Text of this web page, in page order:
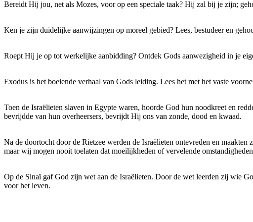
Bereidt Hij jou, net als Mozes, voor op een speciale taak? Hij zal bij je zijn;
Ken je zijn duidelijke aanwijzingen op moreel gebied? Lees, bestudeer en
Roept Hij je op tot werkelijke aanbidding? Ontdek Gods aanwezigheid in je
Exodus is het boeiende verhaal van Gods leiding. Lees het met het vaste
Toen de Israëlieten slaven in Egypte waren, hoorde God hun noodkreet en
bevrijdde van hun overheersers, bevrijdt Hij ons van zonde, dood en kwaad.
Na de doortocht door de Rietzee werden de Israëlieten ontevreden en
maar wij mogen nooit toelaten dat moeilijkheden of vervelende
Op de Sinaï gaf God zijn wet aan de Israëlieten. Door de wet leerden zij wie
voor het leven.